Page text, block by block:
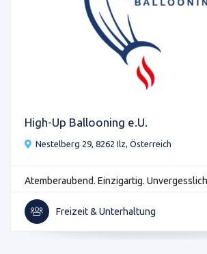
High-Up Ballooning e.U.
Nestelberg 29, 8262 Ilz, Österreich
Atemberaubend. Einzigartig.
Freizeit & Unterhaltung